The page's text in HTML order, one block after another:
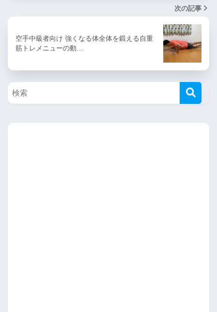
次の記事
空手中級者向け 強くなる体全体を鍛える自重
筋トレメニューの動…